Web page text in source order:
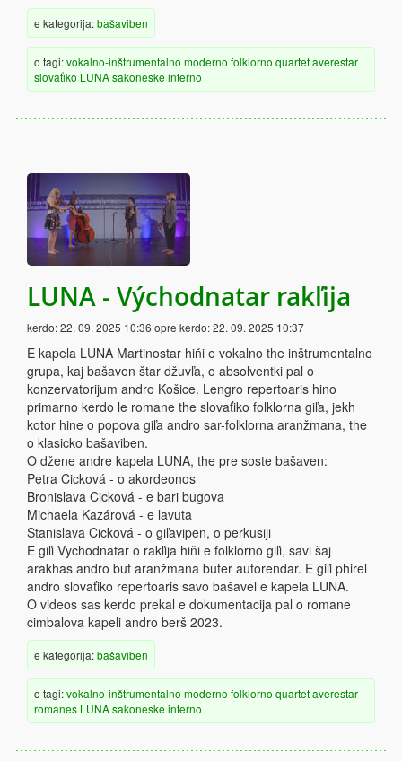
e kategorija:bašaviben
o tagi:vokalno-inštrumentalno moderno folklorno quartetaverestar
slovaťiko LUNAsakoneske interno
LUNA - Východnatar rakľija
kerdo:22. 09. 2025 10:36 opre kerdo:22. 09. 2025 10:37
E kapela LUNA Martinostar hiňi e vokalno the inštrumentalno
grupa, kaj bašaven štar džuvľa, o absolventki pal o
konzervatorijum andro Košice. Lengro repertoaris hino
primarno kerdo le romane the slovaťiko folklorna giľa, jekh
kotor hine o popova giľa andro sar-folklorna aranžmana, the
o klasicko bašaviben.
O džene andre kapela LUNA, the pre soste bašaven:
Petra Cicková - o akordeonos
Bronislava Cicková - e bari bugova
Michaela Kazárová - e lavuta
Stanislava Cicková - o giľavipen, o perkusiji
E giľi Vychodnatar o rakľija hiňi e folklorno giľi, savi šaj
arakhas andro but aranžmana buter autorendar. E giľi phirel
andro slovaťiko repertoaris savo bašavel e kapela LUNA.
O videos sas kerdo prekal e dokumentacija pal o romane
cimbalova kapeli andro berš 2023.
e kategorija:bašaviben
o tagi:vokalno-inštrumentalno moderno folklorno quartetaverestar
romanes LUNAsakoneske interno